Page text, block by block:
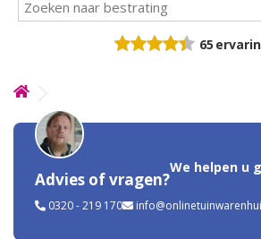
65
Advies of vragen?
We helpen u
0320 - 219 170